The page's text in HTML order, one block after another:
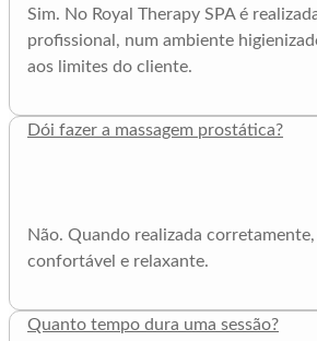
Sim. No Royal Therapy SPA é
profissional, num ambiente
aos limites do cliente.
Dói fazer a massagem prostática?
Não. Quando realizada
confortável e relaxante.
Quanto tempo dura uma sessão?